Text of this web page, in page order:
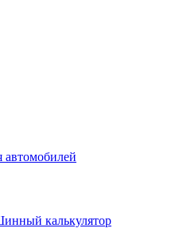
автомобилей
калькулятор